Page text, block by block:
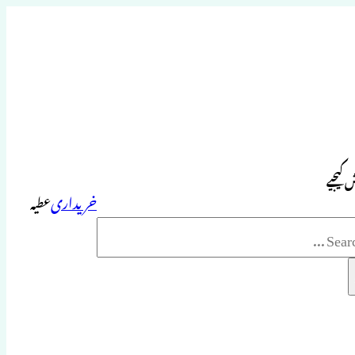
کیجیے
خریداریعطیہ